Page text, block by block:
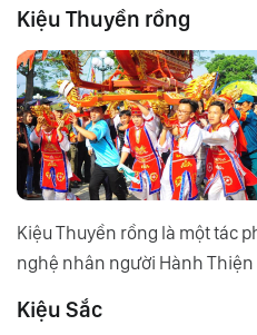
Kiệu Thuyền rồng
Kiệu Thuyền rồng là một tác
nghệ nhân người Hành Thiện
Kiệu Sắc